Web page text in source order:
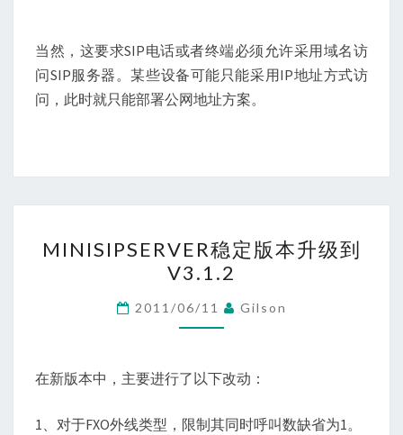
当然，这要求SIP电话或者终端必须允许采用域名访
问SIP服务器。某些设备可能只能采用IP地址方式访
问，此时就只能部署公网地址方案。
稳
定
版
本
级
V3.1.2
MINISIPSERVER稳定版本升级到
V3.1.2
2011/06/11 Gilson
在新版本中，主要进行了以下改动：
1、对于FXO外线类型，限制其同时呼叫数缺省为1。